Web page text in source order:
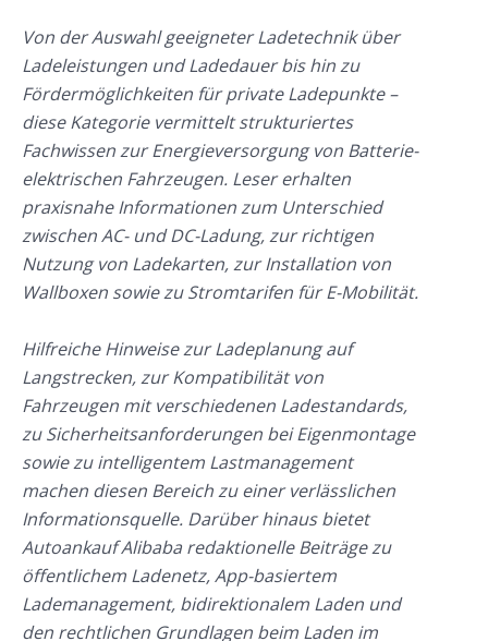
Von der Auswahl geeigneter Ladetechnik über
Ladeleistungen und Ladedauer bis hin zu
Fördermöglichkeiten für private Ladepunkte –
diese Kategorie vermittelt strukturiertes
Fachwissen zur Energieversorgung von Batterie-
elektrischen Fahrzeugen. Leser erhalten
praxisnahe Informationen zum Unterschied
zwischen AC- und DC-Ladung, zur richtigen
Nutzung von Ladekarten, zur Installation von
Wallboxen sowie zu Stromtarifen für E-Mobilität.
Hilfreiche Hinweise zur Ladeplanung auf
Langstrecken, zur Kompatibilität von
Fahrzeugen mit verschiedenen Ladestandards,
zu Sicherheitsanforderungen bei Eigenmontage
sowie zu intelligentem Lastmanagement
machen diesen Bereich zu einer verlässlichen
Informationsquelle. Darüber hinaus bietet
Autoankauf Alibaba redaktionelle Beiträge zu
öffentlichem Ladenetz, App-basiertem
Lademanagement, bidirektionalem Laden und
den rechtlichen Grundlagen beim Laden im